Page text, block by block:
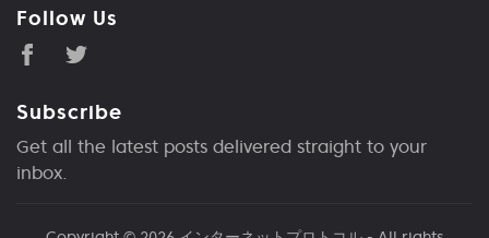
Follow Us
Subscribe
Get all the latest posts delivered straight to your
inbox.